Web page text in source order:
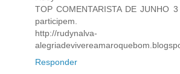
TOP COMENTARISTA DE JUNHO
participem.
http://rudynalva-
Responder